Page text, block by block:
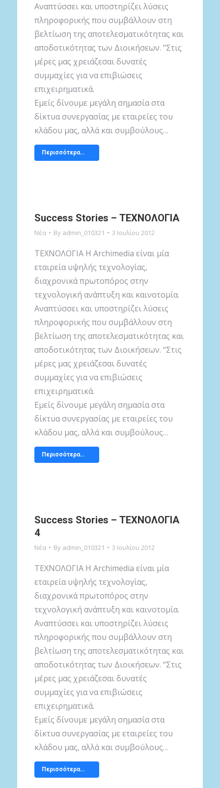
Αναπτύσσει και υποστηρίζει λύσεις
πληροφορικής που συμβάλλουν στη
βελτίωση της αποτελεσματικότητας και
αποδοτικότητας των Διοικήσεων. "Στις
μέρες μας χρειάζεσαι δυνατές
συμμαχίες για να επιβιώσεις
επιχειρηματικά.
Εμείς δίνουμε μεγάλη σημασία στα
δίκτυα συνεργασίας με εταιρείες του
κλάδου μας, αλλά και συμβούλους…
Περισσότερα…
Success Stories – ΤΕΧΝΟΛΟΓΙΑ
Νέα By admin_010321 3 Ιουλίου 2012
ΤΕΧΝΟΛΟΓΙΑ Η Archimedia είναι μία
εταιρεία υψηλής τεχνολογίας,
διαχρονικά πρωτοπόρος στην
τεχνολογική ανάπτυξη και καινοτομία.
Αναπτύσσει και υποστηρίζει λύσεις
πληροφορικής που συμβάλλουν στη
βελτίωση της αποτελεσματικότητας και
αποδοτικότητας των Διοικήσεων. “Στις
μέρες μας χρειάζεσαι δυνατές
συμμαχίες για να επιβιώσεις
επιχειρηματικά.
Εμείς δίνουμε μεγάλη σημασία στα
δίκτυα συνεργασίας με εταιρείες του
κλάδου μας, αλλά και συμβούλους…
Περισσότερα…
Success Stories – ΤΕΧΝΟΛΟΓΙΑ
4
Νέα By admin_010321 3 Ιουλίου 2012
ΤΕΧΝΟΛΟΓΙΑ Η Archimedia είναι μία
εταιρεία υψηλής τεχνολογίας,
διαχρονικά πρωτοπόρος στην
τεχνολογική ανάπτυξη και καινοτομία.
Αναπτύσσει και υποστηρίζει λύσεις
πληροφορικής που συμβάλλουν στη
βελτίωση της αποτελεσματικότητας και
αποδοτικότητας των Διοικήσεων. “Στις
μέρες μας χρειάζεσαι δυνατές
συμμαχίες για να επιβιώσεις
επιχειρηματικά.
Εμείς δίνουμε μεγάλη σημασία στα
δίκτυα συνεργασίας με εταιρείες του
κλάδου μας, αλλά και συμβούλους…
Περισσότερα…